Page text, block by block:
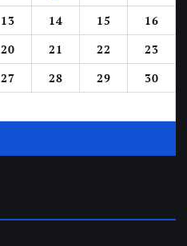
13 14 15
16
20 21 22
23
27 28 29
30